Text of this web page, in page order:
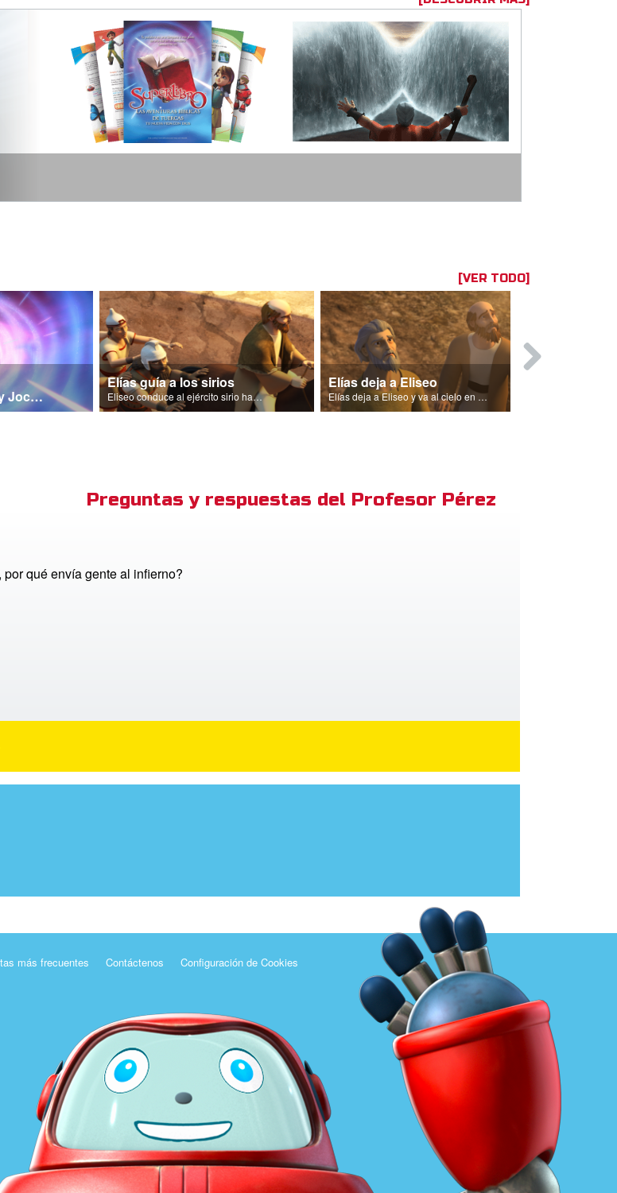
[VER TODO]
La Hija del Faraón y Jocabed Pt 1
Elías guía a los sirios
Eliseo conduce al ejército sirio hasta el rey de Israel.
Elías deja a Eliseo
Elías deja a Eliseo y va al cielo en un carro de fuego.
Preguntas y respuestas del Profesor Pérez
qué envía gente al infierno?
más frecuentes Contáctenos Configuración de Cookies